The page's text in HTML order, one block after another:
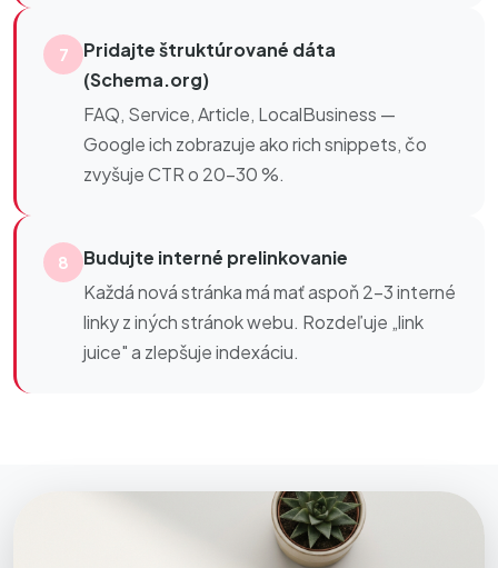
7
Pridajte štruktúrované dáta
(Schema.org)
FAQ, Service, Article, LocalBusiness —
Google ich zobrazuje ako rich snippets, čo
zvyšuje CTR o 20–30 %.
8
Budujte interné prelinkovanie
Každá nová stránka má mať aspoň 2–3 interné
linky z iných stránok webu. Rozdeľuje „link
juice" a zlepšuje indexáciu.